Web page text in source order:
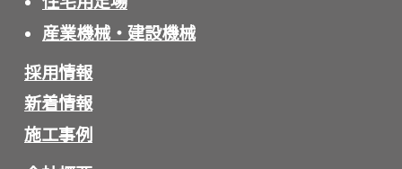
産業機械・建設機械
採用情報
新着情報
施工事例